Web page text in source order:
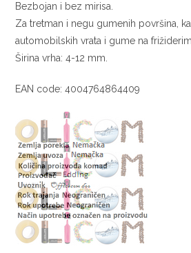
Bezbojan i bez mirisa.
Za tretman i negu gumenih površina,
automobilskih vrata i gume na
Širina vrha: 4-12 mm.
EAN code: 4004764864409